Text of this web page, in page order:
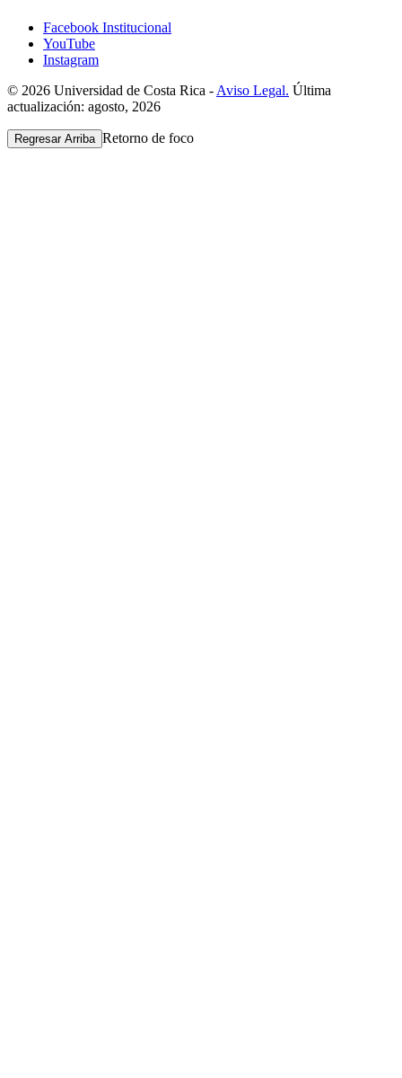
Facebook Institucional
YouTube
Instagram
© 2026 Universidad de Costa Rica - Aviso Legal. Última
actualización: agosto, 2026
Regresar Arriba Retorno de foco